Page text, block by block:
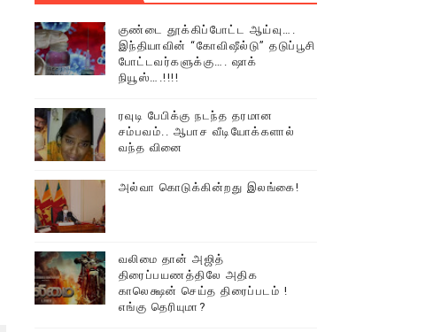
போராட்டத்தில் திரண்ட தமிழ்மக்கள்!!
குண்டை தூக்கிப்போட்ட ஆய்வு….
இந்தியாவின் “கோவிஷீல்டு” தடுப்பூசி
போட்டவர்களுக்கு…. ஷாக்
நியூஸ்….!!!!
ரவுடி பேபிக்கு நடந்த தரமான
சம்பவம்.. ஆபாச வீடியோக்களால்
வந்த வினை
அல்வா கொடுக்கின்றது இலங்கை!
வலிமை தான் அஜித்
திரைப்பயணத்திலே அதிக
காலெக்ஷன் செய்த திரைப்படம் !
எங்கு தெரியுமா?